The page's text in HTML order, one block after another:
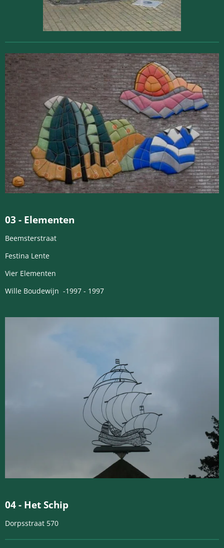
03 - Elementen
Beemsterstraat
Festina Lente
Vier Elementen
Wille Boudewijn -1997 - 1997
04 - Het Schip
Dorpsstraat 570